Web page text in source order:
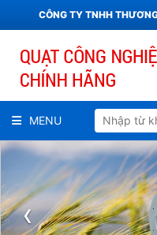
CÔNG TY TNHH
MENU
‹